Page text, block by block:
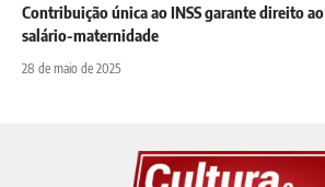
Contribuição única ao INSS garante direito ao
salário-maternidade
28 de maio de 2025